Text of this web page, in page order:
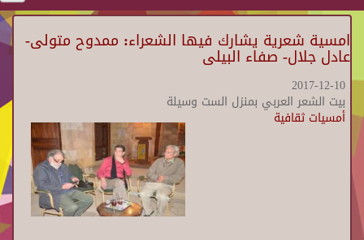
امسية شعرية يشارك فيها الشعراء: ممدوح متولى-
عادل جلال- صفاء البيلى
2017-12-10
بيت الشعر العربي بمنزل الست وسيلة
أمسيات ثقافية